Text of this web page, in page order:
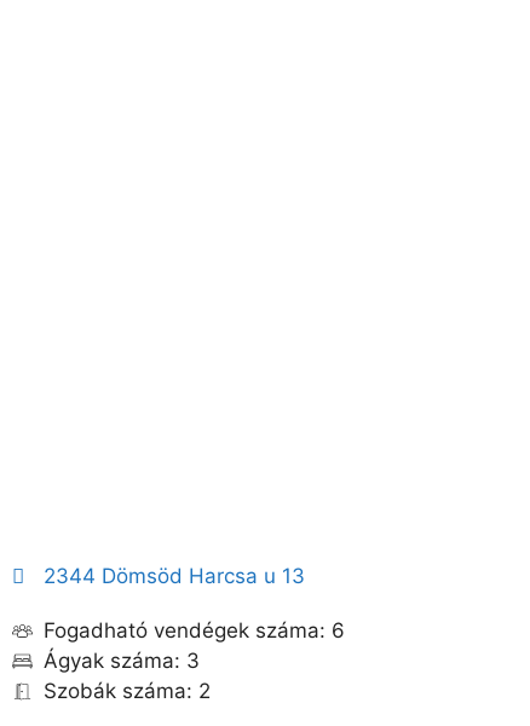
2344 Dömsöd Harcsa u 13
Fogadható vendégek száma: 6
Ágyak száma: 3
Szobák száma: 2